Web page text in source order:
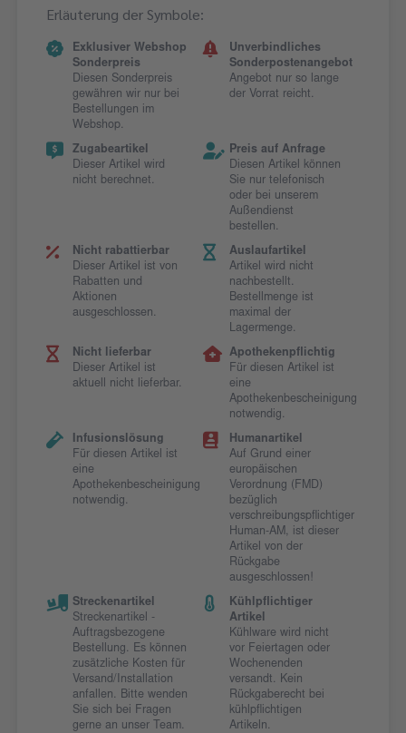
Erläuterung der Symbole:
Exklusiver Webshop
Sonderpreis
Diesen Sonderpreis
gewähren wir nur bei
Bestellungen im
Webshop.
Unverbindliches
Sonderpostenangebot
Angebot nur so lange
der Vorrat reicht.
Zugabeartikel
Dieser Artikel wird
nicht berechnet.
Preis auf Anfrage
Diesen Artikel können
Sie nur telefonisch
oder bei unserem
Außendienst
bestellen.
Nicht rabattierbar
Dieser Artikel ist von
Rabatten und
Aktionen
ausgeschlossen.
Auslaufartikel
Artikel wird nicht
nachbestellt.
Bestellmenge ist
maximal der
Lagermenge.
Nicht lieferbar
Dieser Artikel ist
aktuell nicht lieferbar.
Apothekenpflichtig
Für diesen Artikel ist
eine
Apothekenbescheinigung
notwendig.
Infusionslösung
Für diesen Artikel ist
eine
Apothekenbescheinigung
notwendig.
Humanartikel
Auf Grund einer
europäischen
Verordnung (FMD)
bezüglich
verschreibungspflichtiger
Human-AM, ist dieser
Artikel von der
Rückgabe
ausgeschlossen!
Streckenartikel
Streckenartikel -
Auftragsbezogene
Bestellung. Es können
zusätzliche Kosten für
Versand/Installation
anfallen. Bitte wenden
Sie sich bei Fragen
gerne an unser Team.
Kühlpflichtiger
Artikel
Kühlware wird nicht
vor Feiertagen oder
Wochenenden
versandt. Kein
Rückgaberecht bei
kühlpflichtigen
Artikeln.